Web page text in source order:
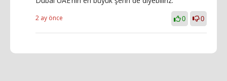
2 ay önce 0 0